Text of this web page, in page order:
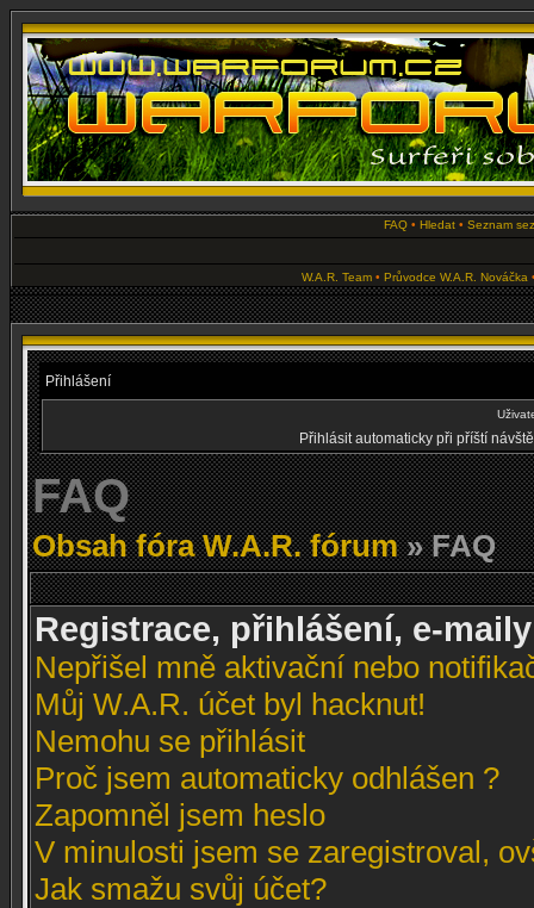
FAQ • Hledat • Seznam
W.A.R. Team• Průvodce W.A.R. Nováčka
Přihlášení
Přihlásit automaticky při příští
FAQ
Obsah fóra W.A.R. fórum» FAQ
Registrace, přihlášení, e-maily
Nepřišel mně aktivační nebo
Můj W.A.R. účet byl hacknut!
Nemohu se přihlásit
Proč jsem automaticky odhlášen ?
Zapomněl jsem heslo
V minulosti jsem se zaregistroval,
Jak smažu svůj účet?